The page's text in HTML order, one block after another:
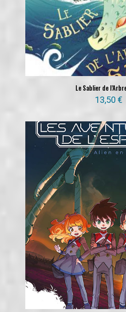
Le Sablier de
13,50€